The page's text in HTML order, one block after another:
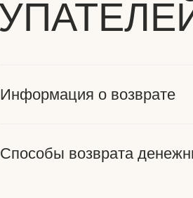
Информация о возврате
Cпособы возврата